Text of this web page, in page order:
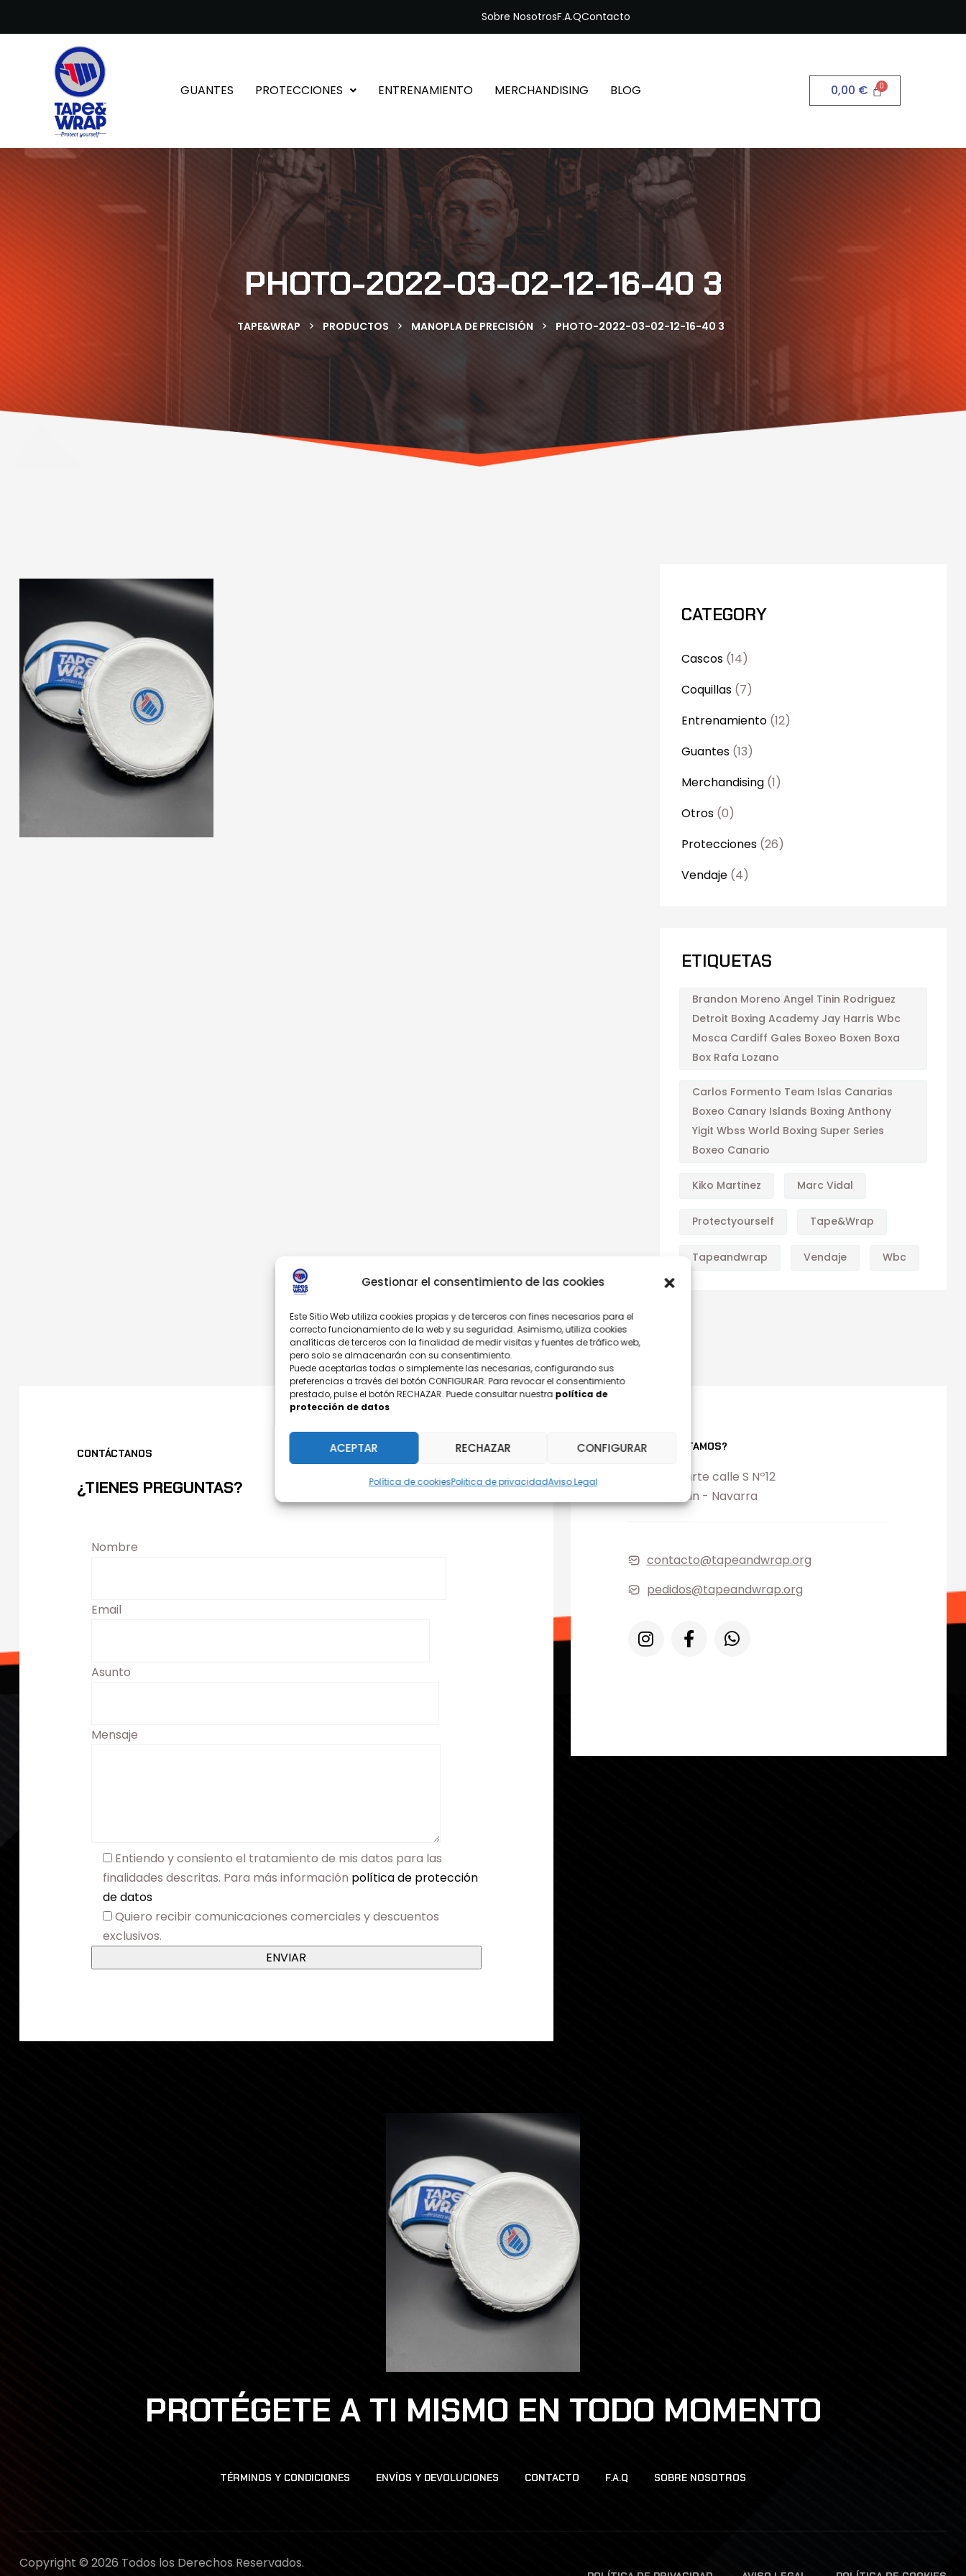
Gestionar el consentimiento de las cookies
Este Sitio Web utiliza cookies propias y de terceros con fines necesarios para el
correcto funcionamiento de la web y su seguridad. Asimismo, utiliza cookies
analíticas de terceros con la finalidad de medir visitas y fuentes de tráfico web,
pero solo se almacenarán con su consentimiento.
Puede aceptarlas todas o simplemente las necesarias, configurando sus
preferencias a través del botón CONFIGURAR. Para revocar el consentimiento
prestado, pulse el botón RECHAZAR. Puede consultar nuestra política de
protección de datos
ACEPTAR RECHAZAR CONFIGURAR
Política de cookiesPolitica de privacidadAviso Legal
Sobre NosotrosF.A.QContacto
GUANTES PROTECCIONES ENTRENAMIENTO MERCHANDISING BLOG 0,00 €
PHOTO-2022-03-02-12-16-40 3
TAPE&WRAP > PRODUCTOS > MANOPLA DE PRECISIÓN > PHOTO-2022-03-02-12-16-40 3
CATEGORY
Cascos (14)
Coquillas (7)
Entrenamiento (12)
Guantes (13)
Merchandising (1)
Otros (0)
Protecciones (26)
Vendaje (4)
ETIQUETAS
Brandon Moreno Angel Tinin Rodriguez
Detroit Boxing Academy Jay Harris Wbc
Mosca Cardiff Gales Boxeo Boxen Boxa
Box Rafa Lozano
Carlos Formento Team Islas Canarias
Boxeo Canary Islands Boxing Anthony
Yigit Wbss World Boxing Super Series
Boxeo Canario
Kiko Martinez Marc Vidal
Protectyourself Tape&wrap
Tapeandwrap Vendaje Wbc
CONTÁCTANOS
¿TIENES PREGUNTAS?
Nombre
Email
Asunto
Mensaje
Entiendo y consiento el tratamiento de mis datos para las
finalidades descritas. Para más información política de protección
de datos
Quiero recibir comunicaciones comerciales y descuentos
exclusivos.
¿DONDE ESTAMOS?
Pol. Ezcabarte calle S Nº12
31194 Oricain - Navarra
contacto@tapeandwrap.org
pedidos@tapeandwrap.org
PROTÉGETE A TI MISMO EN TODO MOMENTO
TÉRMINOS Y CONDICIONES ENVÍOS Y DEVOLUCIONES CONTACTO F.A.Q SOBRE NOSOTROS
Copyright © 2026 Todos los Derechos Reservados.